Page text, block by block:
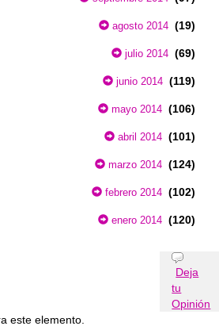
agosto 2014 (19)
julio 2014 (69)
junio 2014 (119)
mayo 2014 (106)
abril 2014 (101)
marzo 2014 (124)
febrero 2014 (102)
enero 2014 (120)
Deja
tu
Opinión
este elemento.